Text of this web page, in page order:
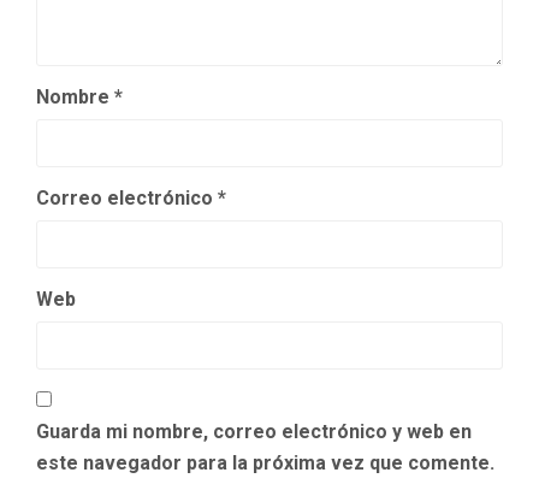
Nombre *
Correo electrónico *
Web
Guarda mi nombre, correo electrónico y web en
este navegador para la próxima vez que comente.